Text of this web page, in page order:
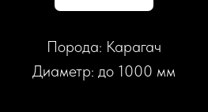
Порода: Карагач
Диаметр: до 1000 мм